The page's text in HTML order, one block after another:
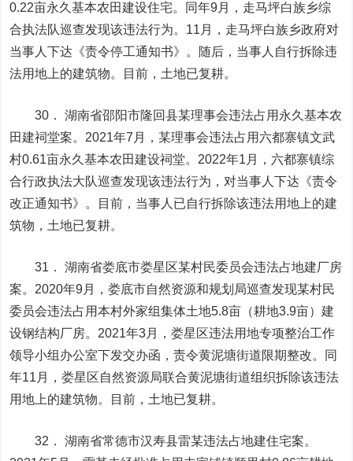
0.22亩永久基本农田建设住宅。同年9月，走马坪白族乡综
合执法队巡查发现该违法行为。11月，走马坪白族乡政府对
当事人下达《责令停工通知书》。随后，当事人自行拆除违
法用地上的建筑物。目前，土地已复耕。
30． 湖南省邵阳市隆回县某理事会违法占用永久基本农
田建祠堂案。2021年7月，某理事会违法占用六都寨镇文武
村0.61亩永久基本农田建设祠堂。2022年1月，六都寨镇综
合行政执法大队巡查发现该违法行为，对当事人下达《责令
改正通知书》。目前，当事人已自行拆除该违法用地上的建
筑物，土地已复耕。
31． 湖南省娄底市娄星区某村民委员会违法占地建厂房
案。2020年9月，娄底市自然资源和规划局巡查发现某村民
委员会违法占用本村外家组集体土地5.8亩（耕地3.9亩）建
设钢结构厂房。2021年3月，娄星区违法用地专项整治工作
领导小组办公室下发交办函，责令黄泥塘街道限期整改。同
年11月，娄星区自然资源局联合黄泥塘街道组织拆除该违法
用地上的建筑物。目前，土地已复耕。
32． 湖南省常德市汉寿县雷某违法占地建住宅案。